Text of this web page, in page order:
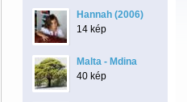
Hannah (2006)
14 kép
Malta - Mdina
40 kép